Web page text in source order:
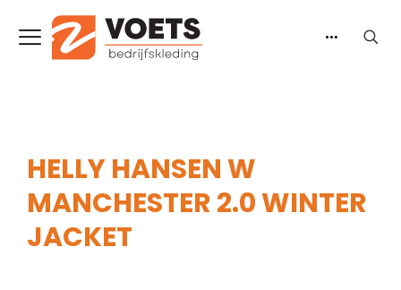
HELLY HANSEN W
MANCHESTER 2.0 WINTER
JACKET